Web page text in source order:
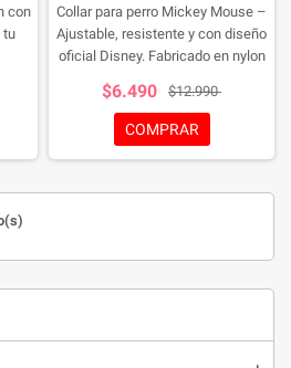
con
tu
Collar para perro Mickey Mouse –
Ajustable, resistente y con diseño
oficial Disney. Fabricado en nylon
Ideal para paseos con estilo y
comodidad.
$6.490 $12.990
COMPRAR